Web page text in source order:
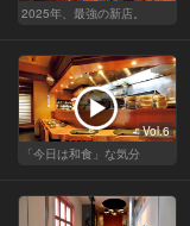
2025年、最強の新店。
Vol.6
「今日は和食」な気分